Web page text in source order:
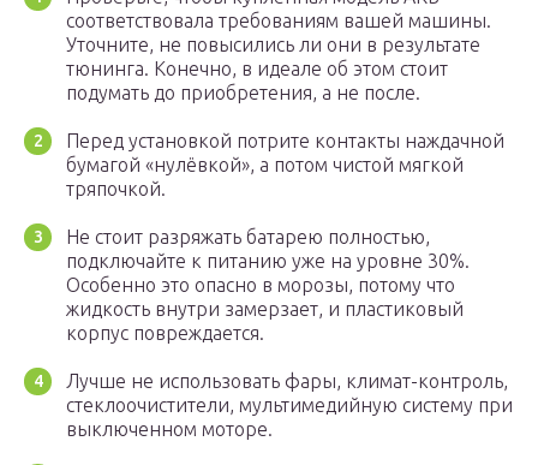
соответствовала требованиям вашей машины.
Уточните, не повысились ли они в результате
тюнинга. Конечно, в идеале об этом стоит
подумать до приобретения, а не после.
Перед установкой потрите контакты наждачной
бумагой «нулёвкой», а потом чистой мягкой
тряпочкой.
Не стоит разряжать батарею полностью,
подключайте к питанию уже на уровне 30%.
Особенно это опасно в морозы, потому что
жидкость внутри замерзает, и пластиковый
корпус повреждается.
Лучше не использовать фары, климат-контроль,
стеклоочистители, мультимедийную систему при
выключенном моторе.